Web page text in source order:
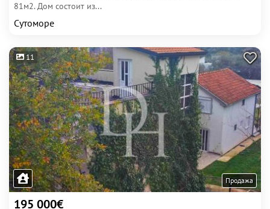
81м2. Дом состоит из...
Сутоморе
11
Продажа
195 000€